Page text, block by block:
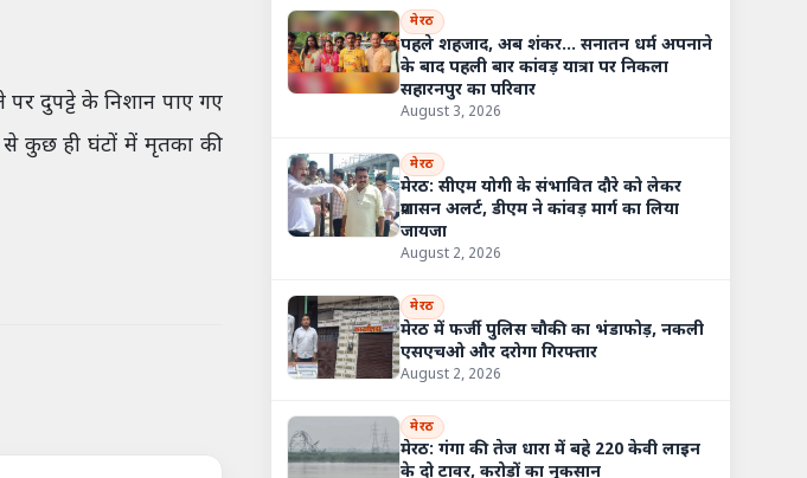
दुपट्टे के निशान पाए गए
से कुछ ही घंटों में मृतका की
मेरठ
पहले शहजाद, अब शंकर... सनातन धर्म अपनाने
के बाद पहली बार कांवड़ यात्रा पर निकला
सहारनपुर का परिवार
August 3, 2026
मेरठ
मेरठ: सीएम योगी के संभावित दौरे को लेकर
प्रशासन अलर्ट, डीएम ने कांवड़ मार्ग का लिया
जायजा
August 2, 2026
मेरठ
मेरठ में फर्जी पुलिस चौकी का भंडाफोड़, नकली
एसएचओ और दरोगा गिरफ्तार
August 2, 2026
मेरठ
मेरठ: गंगा की तेज धारा में बहे 220 केवी लाइन
के दो टावर, करोड़ों का नुकसान